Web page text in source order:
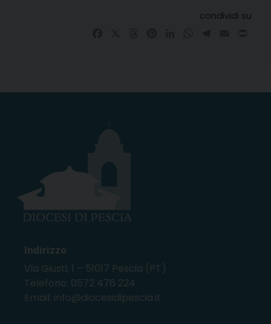
condividi su
Indirizzo
Via Giusti, 1 – 51017 Pescia (PT)
Telefono: 0572 476 224
Email: info@diocesidipescia.it